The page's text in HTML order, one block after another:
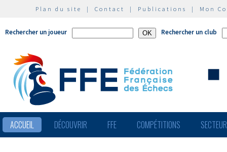
Plan du site | Contact | Publications | Mon
Rechercher un joueur Rechercher un club
ACCUEIL DÉCOUVRIR FFE COMPÉTITIONS